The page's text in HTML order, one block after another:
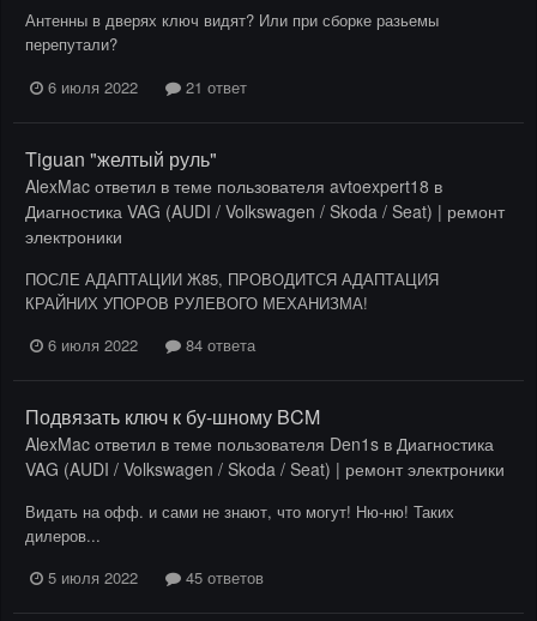
Антенны в дверях ключ видят? Или при сборке разьемы
перепутали?
6 июля 2022
21 ответ
Tiguan "желтый руль"
AlexMac ответил в теме пользователя avtoexpert18 в
Диагностика VAG (AUDI / Volkswagen / Skoda / Seat) | ремонт
электроники
ПОСЛЕ АДАПТАЦИИ Ж85, ПРОВОДИТСЯ АДАПТАЦИЯ
КРАЙНИХ УПОРОВ РУЛЕВОГО МЕХАНИЗМА!
6 июля 2022
84 ответа
Подвязать ключ к бу-шному BCM
AlexMac ответил в теме пользователя Den1s в Диагностика
VAG (AUDI / Volkswagen / Skoda / Seat) | ремонт электроники
Видать на офф. и сами не знают, что могут! Ню-ню! Таких
дилеров...
5 июля 2022
45 ответов